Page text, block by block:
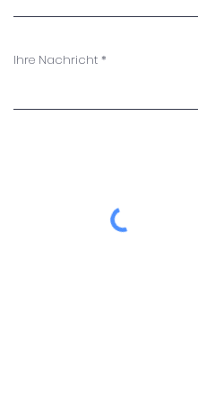
Ihre Nachricht